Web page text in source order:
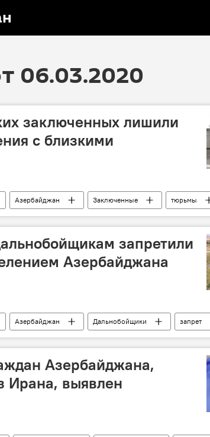
06.03.2020
заключенных лишили
с близкими
Азербайджан Заключенные
тюрьмы
Родственники
Пенитенциарная служба
запретили
Азербайджана
Азербайджан Дальнобойщики
запрет
МВД АР Иностранцы
Азербайджана,
Ирана, выявлен